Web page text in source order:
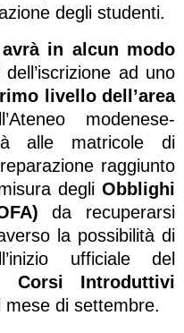
degli studenti.
in alcun modo
ad uno
livello dell’area
modenese-
alle matricole di
raggiunto
degli Obblighi
da recuperarsi
la possibilità di
ufficiale del
Corsi Introduttivi
di settembre.